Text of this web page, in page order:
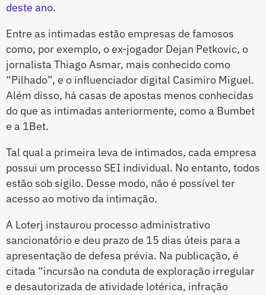
deste ano.
Entre as intimadas estão empresas de famosos
como, por exemplo, o ex-jogador Dejan Petkovic, o
jornalista Thiago Asmar, mais conhecido como
“Pilhado”, e o influenciador digital Casimiro Miguel.
Além disso, há casas de apostas menos conhecidas
do que as intimadas anteriormente, como a Bumbet
e a 1Bet.
Tal qual a primeira leva de intimados, cada empresa
possui um processo SEI individual. No entanto, todos
estão sob sigilo. Desse modo, não é possível ter
acesso ao motivo da intimação.
A Loterj instaurou processo administrativo
sancionatório e deu prazo de 15 dias úteis para a
apresentação de defesa prévia. Na publicação, é
citada “incursão na conduta de exploração irregular
e desautorizada de atividade lotérica, infração